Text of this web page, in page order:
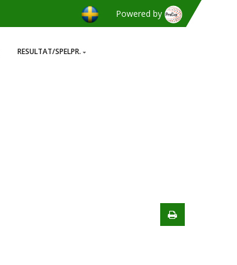
Powered by
RESULTAT/SPELPR.